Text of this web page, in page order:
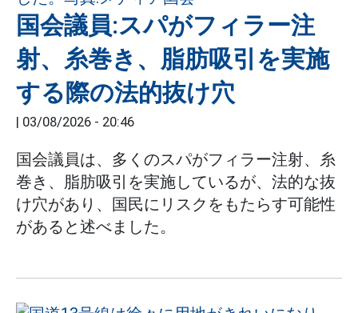
国会議員:スパがフィラー注
射、糸巻き、脂肪吸引を実施
する際の法的抜け穴
| 03/08/2026 - 20:46
国会議員は、多くのスパがフィラー注射、糸
巻き、脂肪吸引を実施しているが、法的な抜
け穴があり、国民にリスクをもたらす可能性
があると述べました。